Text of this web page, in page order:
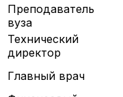
Преподаватель
вуза
Технический
директор
Главный врач